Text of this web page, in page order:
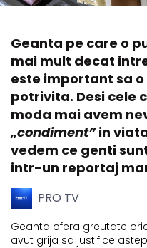
Geanta pe care o
mai mult decat
este important sa
potrivita. Desi cele
moda mai avem
„condiment”in
vedem ce genti
intr-un reportaj
PRO TV
Geanta ofera greutate
avut grija sa justifice